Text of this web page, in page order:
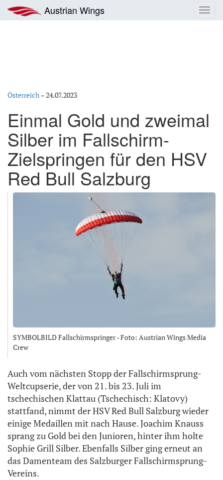
Inhalt
springen
Austrian Wings
Österreich–24.07.2023
Einmal Gold und zweimal
Silber im Fallschirm-
Zielspringen für den HSV
Red Bull Salzburg
SYMBOLBILD Fallschirmspringer - Foto: Austrian Wings Media
Crew
Auch vom nächsten Stopp der Fallschirmsprung-
Weltcupserie, der von 21. bis 23. Juli im
tschechischen Klattau (Tschechisch: Klatovy)
stattfand, nimmt der HSV Red Bull Salzburg wieder
einige Medaillen mit nach Hause. Joachim Knauss
sprang zu Gold bei den Junioren, hinter ihm holte
Sophie Grill Silber. Ebenfalls Silber ging erneut an
das Damenteam des Salzburger Fallschirmsprung-
Vereins.